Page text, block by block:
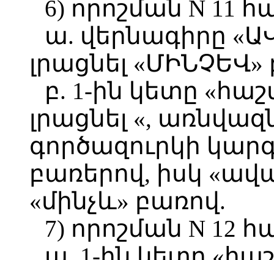
6) որոշման N 11
ա. վերնագիրը
լրացնել
բ. 1-ին կետը
լրացնել «,
գործազուրկի
բառերով, իսկ
«մինչև» բառով.
7) որոշման N 12